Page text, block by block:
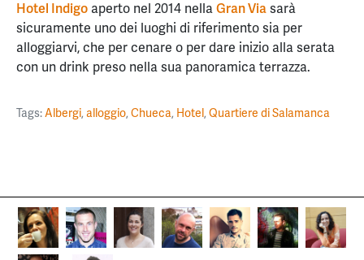
Hotel Indigo aperto nel 2014 nellaGran Viasarà
sicuramente uno dei luoghi di riferimento sia per
alloggiarvi, che per cenare o per dare inizio alla serata
con un drink preso nella sua panoramica terrazza.
Tags: Albergi, alloggio, Chueca, Hotel, Quartiere di Salamanca